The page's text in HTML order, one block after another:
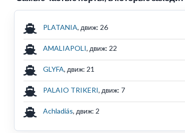
PLATANIA, движ: 26
AMALIAPOLI, движ: 22
GLYFA, движ: 21
PALAIO TRIKERI, движ: 7
Achladiás, движ: 2